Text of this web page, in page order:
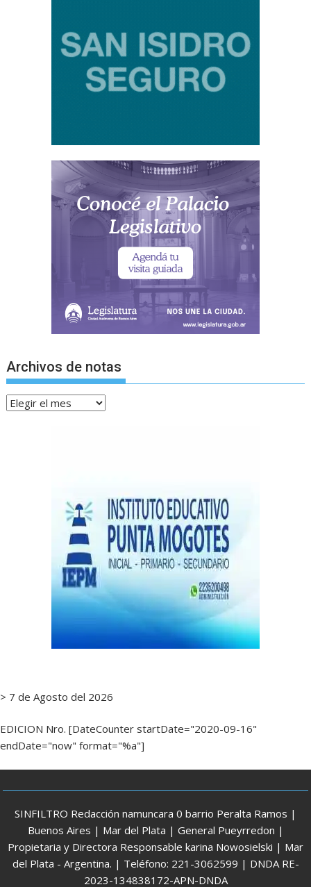
Archivos de notas
Archivos
> 7 de Agosto del 2026
EDICION Nro. [DateCounter startDate="2020-09-16"
endDate="now" format="%a"]
SINFILTRO Redacción namuncara 0 barrio Peralta Ramos |
Buenos Aires | Mar del Plata | General Pueyrredon |
Propietaria y Directora Responsable karina Nowosielski | Mar
del Plata - Argentina. | Teléfono: 221-3062599 | DNDA RE-
2023-134838172-APN-DNDA